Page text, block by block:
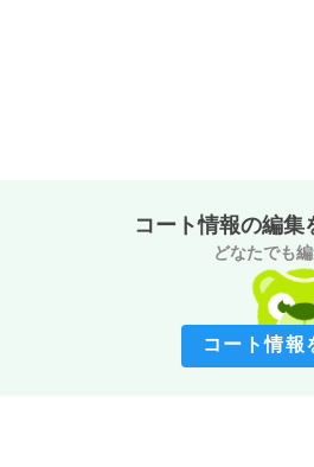
コート情報の編集
どなたでも
コート情報